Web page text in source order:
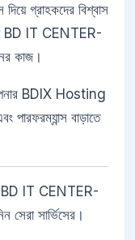
গ্রাহকদের বিশ্বাস
যে BD IT CENTER-
কাজ।
BDIX Hosting
পারফরম্যান্স বাড়াতে
IT CENTER-
সেরা সার্ভিসের।